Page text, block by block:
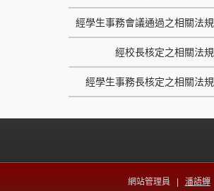
經學生事務會議通過之相關法規
經校長核定之相關法規
經學生事務長核定之相關法規
網站管理員 | 潘語蟬